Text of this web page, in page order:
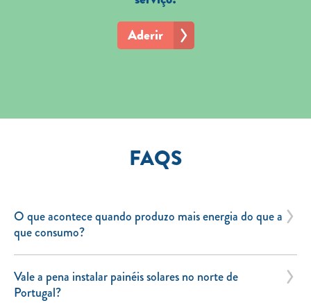
Aderir
FAQS
O que acontece quando produzo mais energia do que a
que consumo?
Vale a pena instalar painéis solares no norte de
Portugal?